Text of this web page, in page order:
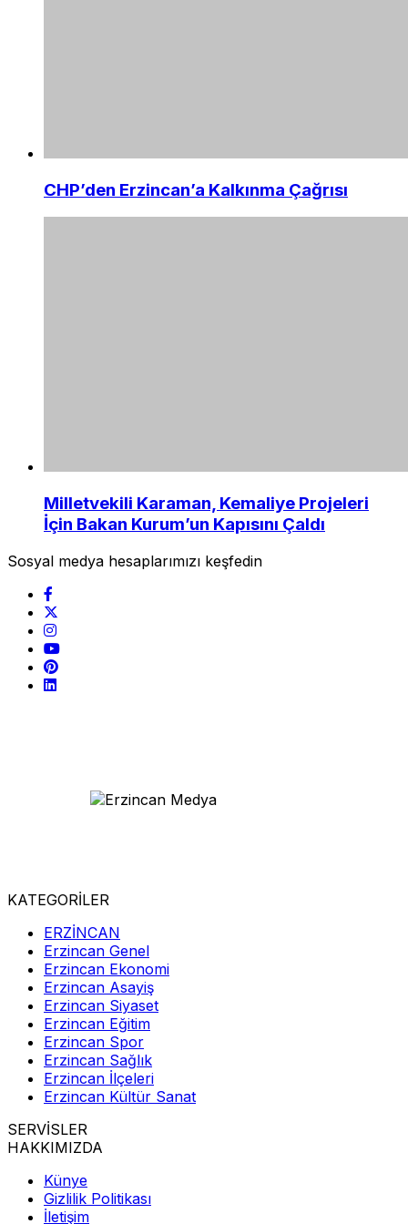
CHP’den Erzincan’a Kalkınma Çağrısı
Milletvekili Karaman, Kemaliye Projeleri
İçin Bakan Kurum’un Kapısını Çaldı
Sosyal medya hesaplarımızı keşfedin
KATEGORİLER
ERZİNCAN
Erzincan Genel
Erzincan Ekonomi
Erzincan Asayiş
Erzincan Siyaset
Erzincan Eğitim
Erzincan Spor
Erzincan Sağlık
Erzincan İlçeleri
Erzincan Kültür Sanat
SERVİSLER
HAKKIMIZDA
Künye
Gizlilik Politikası
İletişim